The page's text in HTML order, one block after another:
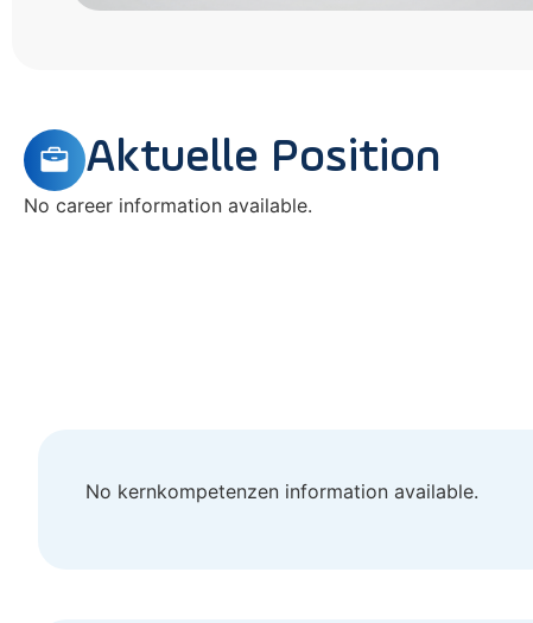
Aktuelle Position
No career information available.
No kernkompetenzen information available.